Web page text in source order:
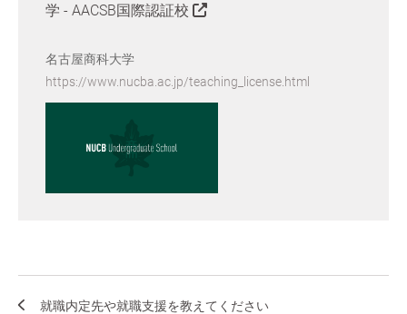
学 - AACSB国際認証校
名古屋商科大学
https://www.nucba.ac.jp/teaching_license.html
就職内定先や就職支援を教えてください